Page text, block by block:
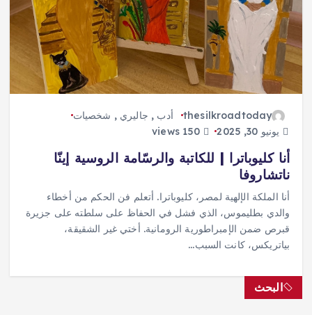
thesilkroadtoday أدب , جاليري , شخصيات
يونيو 30, 2025
أنا كليوباترا | للكاتبة والرسّامة الروسية إينّا
ناتشاروفا
أنا الملكة الإلهية لمصر، كليوباترا. أتعلم فن الحكم من أخطاء
والدي بطليموس، الذي فشل في الحفاظ على سلطته على جزيرة
قبرص ضمن الإمبراطورية الرومانية. أختي غير الشقيقة،
بياتريكس، كانت السبب…
البحث